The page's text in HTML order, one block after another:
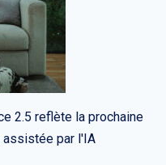
2.5 reflète la prochaine
assistée par l'IA